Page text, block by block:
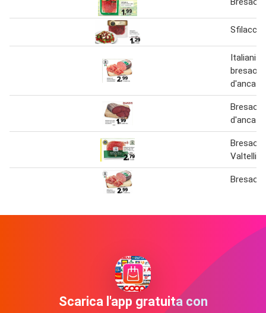
Sfilacci
d'anca
d'anca
Bresaola
Bresaola
Scarica l'app gratuita con